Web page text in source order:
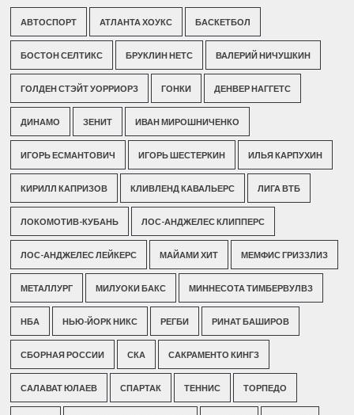
АВТОСПОРТ АТЛАНТА ХОУКС БАСКЕТБОЛ
БОСТОН СЕЛТИКС БРУКЛИН НЕТС ВАЛЕРИЙ НИЧУШКИН
ГОЛДЕН СТЭЙТ УОРРИОРЗ ГОНКИ ДЕНВЕР НАГГЕТС
ДИНАМО ЗЕНИТ ИВАН МИРОШНИЧЕНКО
ИГОРЬ ЕСМАНТОВИЧ ИГОРЬ ШЕСТЕРКИН ИЛЬЯ КАРПУХИН
КИРИЛЛ КАПРИЗОВ КЛИВЛЕНД КАВАЛЬЕРС ЛИГА ВТБ
ЛОКОМОТИВ-КУБАНЬ ЛОС-АНДЖЕЛЕС КЛИППЕРС
ЛОС-АНДЖЕЛЕС ЛЕЙКЕРС МАЙАМИ ХИТ МЕМФИС ГРИЗЗЛИЗ
МЕТАЛЛУРГ МИЛУОКИ БАКС МИННЕСОТА ТИМБЕРВУЛВЗ
НБА НЬЮ-ЙОРК НИКС РЕГБИ РИНАТ БАШИРОВ
СБОРНАЯ РОССИИ СКА САКРАМЕНТО КИНГЗ
САЛАВАТ ЮЛАЕВ СПАРТАК ТЕННИС ТОРПЕДО